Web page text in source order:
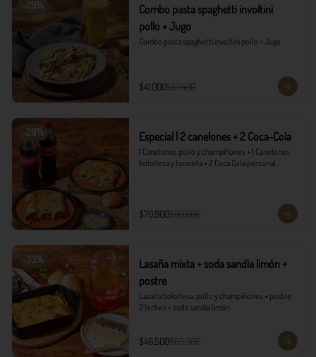
-29%
Combo pasta spaghetti involtini
pollo + Jugo
Combo pasta spaghetti involtini pollo + Jugo
$41.000$57.400
-29% Especial | 2 canelones + 2 Coca-Cola
1 Canelones pollo y champiñones + 1 Canelones
boloñesa y tocineta + 2 Coca Cola personal.
$70.900$99.600
-33%
Lasaña mixta + soda sandía limón +
postre
Lasaña boloñesa, pollo y champiñones + postre
3 leches + soda sandía limón.
$46.500$69.300